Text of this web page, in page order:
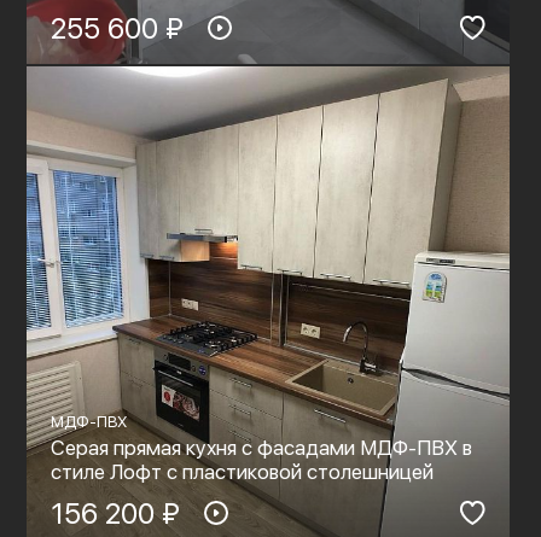
255 600 ₽
МДФ-ПВХ
Серая прямая кухня с фасадами МДФ-ПВХ в
стиле Лофт с пластиковой столешницей
156 200 ₽